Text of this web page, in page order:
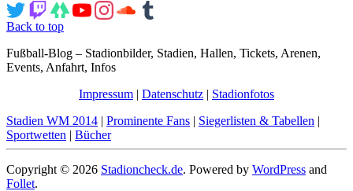
Back to top
Fußball-Blog – Stadionbilder, Stadien, Hallen, Tickets, Arenen,
Events, Anfahrt, Infos
Impressum | Datenschutz | Stadionfotos
Stadien WM 2014 | Prominente Fans | Siegerlisten & Tabellen |
Sportwetten | Bücher
Copyright © 2026 Stadioncheck.de. Powered by WordPress and
Follet.